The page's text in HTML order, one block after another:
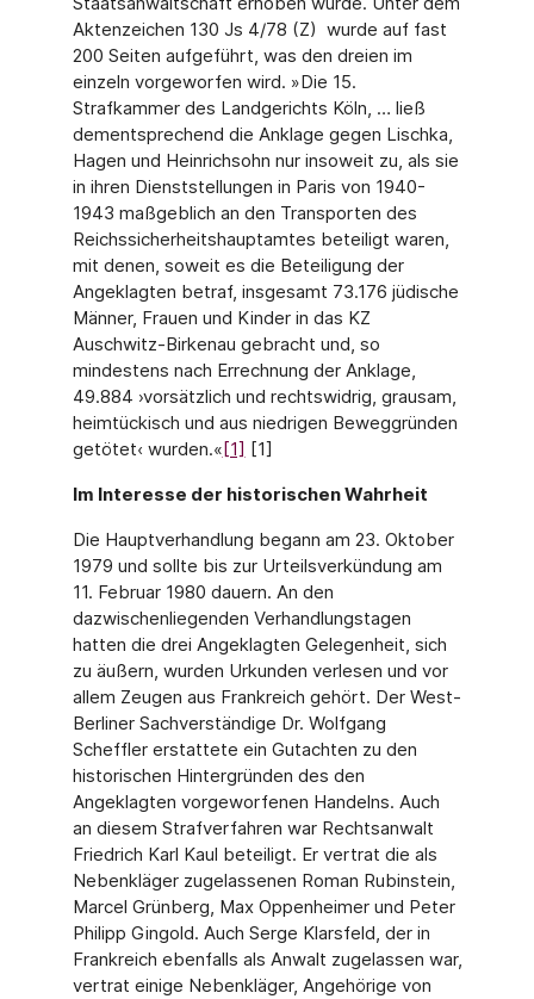
Aktenzeichen 130 Js 4/78 (Z) wurde auf fast
200 Seiten aufgeführt, was den dreien im
einzeln vorgeworfen wird. »Die 15.
Strafkammer des Landgerichts Köln, … ließ
dementsprechend die Anklage gegen Lischka,
Hagen und Heinrichsohn nur insoweit zu, als sie
in ihren Dienststellungen in Paris von 1940-
1943 maßgeblich an den Transporten des
Reichssicherheitshauptamtes beteiligt waren,
mit denen, soweit es die Beteiligung der
Angeklagten betraf, insgesamt 73.176 jüdische
Männer, Frauen und Kinder in das KZ
Auschwitz-Birkenau gebracht und, so
mindestens nach Errechnung der Anklage,
49.884 ›vorsätzlich und rechtswidrig, grausam,
heimtückisch und aus niedrigen Beweggründen
getötet‹ wurden.«[1] [1]
Im Interesse der historischen Wahrheit
Die Hauptverhandlung begann am 23. Oktober
1979 und sollte bis zur Urteilsverkündung am
11. Februar 1980 dauern. An den
dazwischenliegenden Verhandlungstagen
hatten die drei Angeklagten Gelegenheit, sich
zu äußern, wurden Urkunden verlesen und vor
allem Zeugen aus Frankreich gehört. Der West-
Berliner Sachverständige Dr. Wolfgang
Scheffler erstattete ein Gutachten zu den
historischen Hintergründen des den
Angeklagten vorgeworfenen Handelns. Auch
an diesem Strafverfahren war Rechtsanwalt
Friedrich Karl Kaul beteiligt. Er vertrat die als
Nebenkläger zugelassenen Roman Rubinstein,
Marcel Grünberg, Max Oppenheimer und Peter
Philipp Gingold. Auch Serge Klarsfeld, der in
Frankreich ebenfalls als Anwalt zugelassen war,
vertrat einige Nebenkläger, Angehörige von